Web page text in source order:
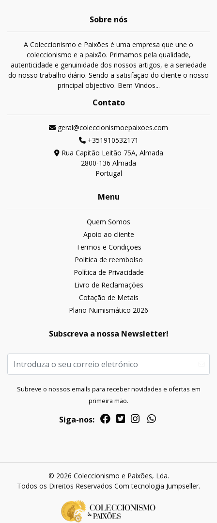
Sobre nós
A Coleccionismo e Paixões é uma empresa que une o
coleccionismo e a paixão. Primamos pela qualidade,
autenticidade e genuinidade dos nossos artigos, e a seriedade
do nosso trabalho diário. Sendo a satisfação do cliente o nosso
principal objectivo. Bem Vindos...
Contato
geral@coleccionismoepaixoes.com
+351910532171
Rua Capitão Leitão 75A, Almada
2800-136 Almada
Portugal
Menu
Quem Somos
Apoio ao cliente
Termos e Condições
Politica de reembolso
Política de Privacidade
Livro de Reclamações
Cotação de Metais
Plano Numismático 2026
Subscreva a nossa Newsletter!
Subreve o nossos emails para receber novidades e ofertas em
primeira mão.
Siga-nos:
© 2026 Coleccionismo e Paixões, Lda.
Todos os Direitos Reservados Com tecnologia Jumpseller.